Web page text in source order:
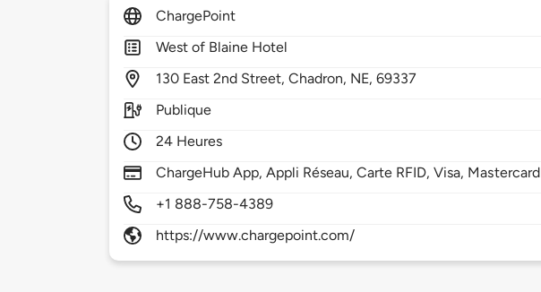
ChargePoint
West of Blaine Hotel
130 East 2nd Street,Chadron, NE,69337
Publique
24 Heures
ChargeHub App, Appli Réseau, Carte RFID, Visa, Mastercard
+1 888-758-4389
https://www.chargepoint.com/